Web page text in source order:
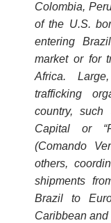
Colombia,
of the U.S.
entering
market or for
Africa.
trafficking
country,
Capital or
(Comando
others,
shipments
Brazil to
Caribbean and